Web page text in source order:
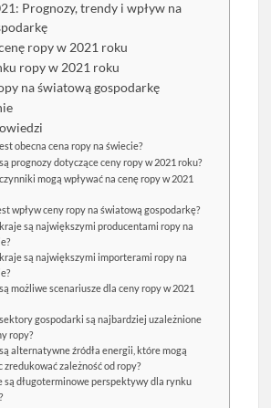
Prognozy, trendy i wpływ na
ropy w 2021 roku
ropy w 2021 roku
na światową gospodarkę
obecna cena ropy na świecie?
prognozy dotyczące ceny ropy w 2021 roku?
mogą wpływać na cenę ropy w 2021
wpływ ceny ropy na światową gospodarkę?
są największymi producentami ropy na
są największymi importerami ropy na
możliwe scenariusze dla ceny ropy w 2021
gospodarki są najbardziej uzależnione
ropy?
alternatywne źródła energii, które mogą
zredukować zależność od ropy?
są długoterminowe perspektywy dla rynku